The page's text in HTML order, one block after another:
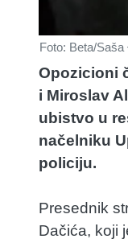
Foto: Beta/
Opozicioni
i Miroslav
ubistvo u
načelniku
policiju.
Presednik
Dačića, koji